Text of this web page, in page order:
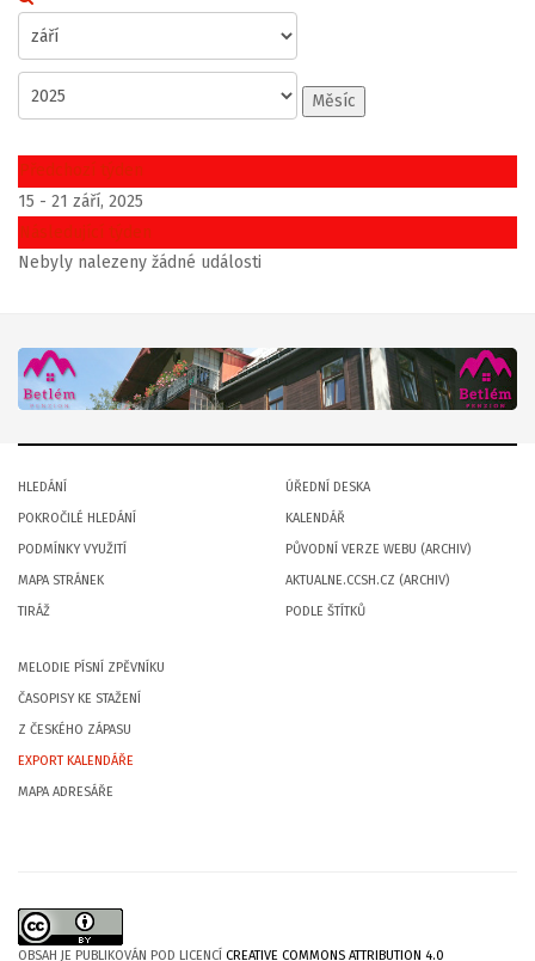
Měsíc
Předchozí týden
15 - 21 září, 2025
Následující týden
Nebyly nalezeny žádné události
HLEDÁNÍ
POKROČILÉ HLEDÁNÍ
PODMÍNKY VYUŽITÍ
MAPA STRÁNEK
TIRÁŽ
ÚŘEDNÍ DESKA
KALENDÁŘ
PŮVODNÍ VERZE WEBU (ARCHIV)
AKTUALNE.CCSH.CZ (ARCHIV)
PODLE ŠTÍTKŮ
MELODIE PÍSNÍ ZPĚVNÍKU
ČASOPISY KE STAŽENÍ
Z ČESKÉHO ZÁPASU
EXPORT KALENDÁŘE
MAPA ADRESÁŘE
OBSAH JE PUBLIKOVÁN POD LICENCÍ CREATIVE COMMONS ATTRIBUTION 4.0